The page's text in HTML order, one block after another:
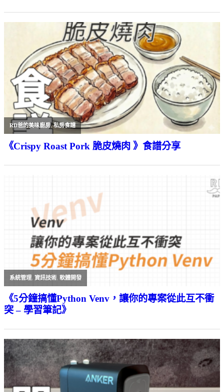
RD爸的美味廚房,私房食譜
《Crispy Roast Pork 脆皮燒肉 》食譜分享
系統管理,資訊技術,軟體開發
《5分鐘搞懂Python Venv，讓你的專案從此互不衝
突 – 學習筆記》